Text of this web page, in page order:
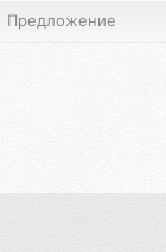
Предложение